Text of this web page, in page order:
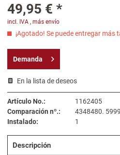
49,95 € *
incl. IVA , más envío
¡Agotado! Se puede entregar más
Demanda
En la lista de deseos
Artículo No.:
1162405
Comparación nº.:
4348480.
Instalado:
1
Descripción